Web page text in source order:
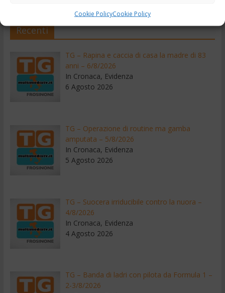
Cookie PolicyCookie Policy
Recenti
TG – Rapina e caccia di casa la madre di 83
anni – 6/8/2026
In Cronaca, Evidenza
6 Agosto 2026
TG – Operazione di routine ma gamba
amputata – 5/8/2026
In Cronaca, Evidenza
5 Agosto 2026
TG – Suocera irriducibile contro la nuora –
4/8/2026
In Cronaca, Evidenza
4 Agosto 2026
TG – Banda di ladri con pilota da Formula 1 –
2-3/8/2026